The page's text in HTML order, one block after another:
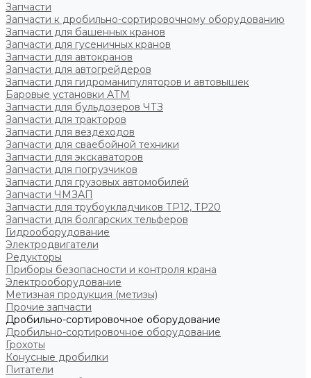
Запчасти
Запчасти к дробильно-сортировочному оборудованию
Запчасти для башенных кранов
Запчасти для гусеничных кранов
Запчасти для автокранов
Запчасти для автогрейдеров
Запчасти для гидроманипуляторов и автовышек
Баровые установки АТМ
Запчасти для бульдозеров ЧТЗ
Запчасти для тракторов
Запчасти для вездеходов
Запчасти для сваебойной техники
Запчасти для экскаваторов
Запчасти для погрузчиков
Запчасти для грузовых автомобилей
Запчасти ЧМЗАП
Запчасти для трубоукладчиков ТР12, ТР20
Запчасти для болгарских тельферов
Гидрооборудование
Электродвигатели
Редукторы
Приборы безопасности и контроля крана
Электрооборудование
Метизная продукция (метизы)
Прочие запчасти
Дробильно-сортировочное оборудование
Дробильно-сортировочное оборудование
Грохоты
Конусные дробилки
Питатели